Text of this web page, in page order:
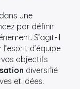
une
par définir
S’agit-il
d’équipe
vos objectifs
diversifié
et idées.